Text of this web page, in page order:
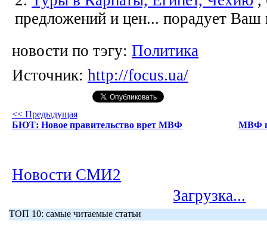
предложений и цен... порадует Ваш
новости по тэгу: Политика
Источник: http://focus.ua/
<< Предыдущая
БЮТ: Новое правительство врет МВФ
МВФ
Новости СМИ2
Загрузка...
ТОП 10: самые читаемые статьи